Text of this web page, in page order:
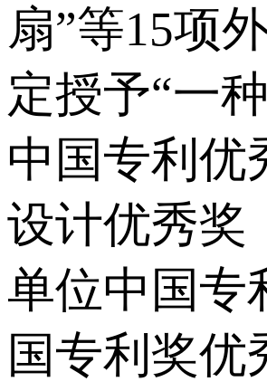
扇”等15项
定授予“一
中国专利优
设计优秀奖
单位中国专
国专利奖